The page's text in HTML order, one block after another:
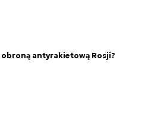
antyrakietową Rosji?